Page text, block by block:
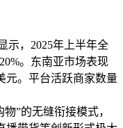
示，2025年上半年全
。东南亚市场表现
元。平台活跃商家数量
”的无缝衔接模式，